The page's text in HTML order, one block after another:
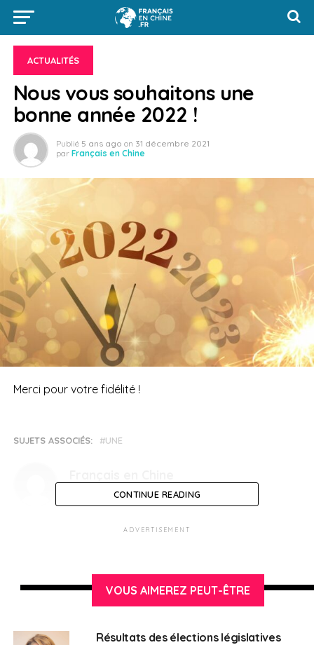
ACTUALITÉS
Nous vous souhaitons une
bonne année 2022 !
Publié 5 ans ago on 31 décembre 2021
par Français en Chine
Merci pour votre fidélité !
SUJETS ASSOCIÉS: UNE
CONTINUE READING
ADVERTISEMENT
VOUS AIMEREZ PEUT-ÊTRE
Résultats des élections législatives